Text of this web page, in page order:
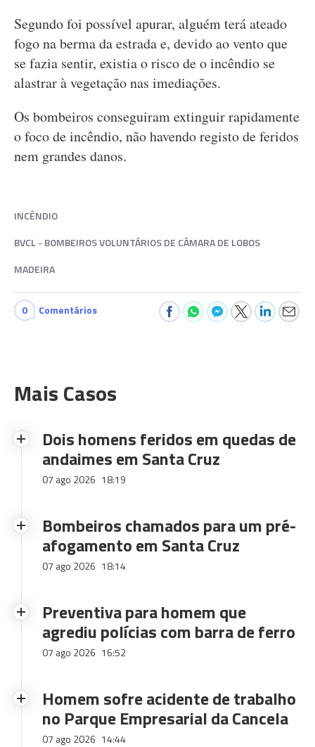
Segundo foi possível apurar, alguém terá ateado
fogo na berma da estrada e, devido ao vento que
se fazia sentir, existia o risco de o incêndio se
alastrar à vegetação nas imediações.
Os bombeiros conseguiram extinguir rapidamente
o foco de incêndio, não havendo registo de feridos
nem grandes danos.
INCÊNDIO
BVCL - BOMBEIROS VOLUNTÁRIOS DE CÂMARA DE LOBOS
MADEIRA
0 Comentários
Mais Casos
Dois homens feridos em quedas de
andaimes em Santa Cruz
07 ago 2026 18:19
Bombeiros chamados para um pré-
afogamento em Santa Cruz
07 ago 2026 18:14
Preventiva para homem que
agrediu polícias com barra de ferro
07 ago 2026 16:52
Homem sofre acidente de trabalho
no Parque Empresarial da Cancela
07 ago 2026 14:44